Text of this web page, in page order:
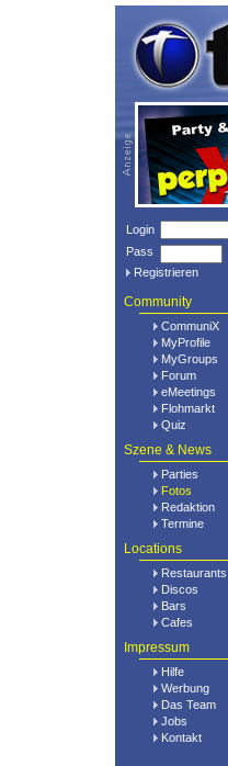
Login
Pass
Registrieren
Community
CommuniX
MyProfile
MyGroups
Forum
eMeetings
Flohmarkt
Quiz
Szene & News
Parties
Fotos
Redaktion
Termine
Locations
Restaurants
Discos
Bars
Cafes
Impressum
Hilfe
Werbung
Das Team
Jobs
Kontakt